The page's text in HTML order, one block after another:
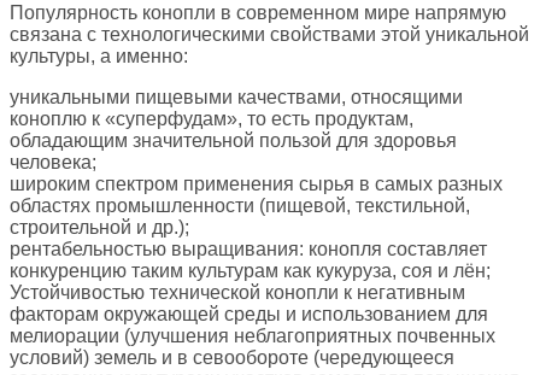
Популярность конопли в современном мире напрямую
связана с технологическими свойствами этой уникальной
культуры, а именно:
уникальными пищевыми качествами, относящими
коноплю к «суперфудам», то есть продуктам,
обладающим значительной пользой для здоровья
человека;
широким спектром применения сырья в самых разных
областях промышленности (пищевой, текстильной,
строительной и др.);
рентабельностью выращивания: конопля составляет
конкуренцию таким культурам как кукуруза, соя и лён;
Устойчивостью технической конопли к негативным
факторам окружающей среды и использованием для
мелиорации (улучшения неблагоприятных почвенных
условий) земель и в севообороте (чередующееся